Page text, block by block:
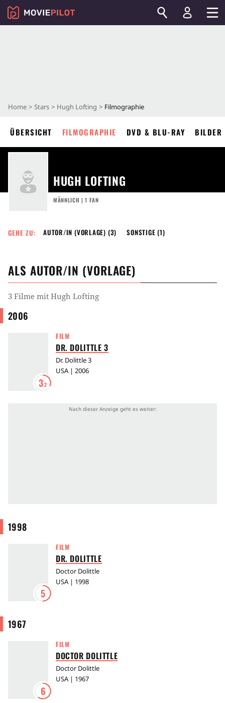
Home Stars Hugh Lofting Filmographie
ÜBERSICHT FILMOGRAPHIE DVD & BLU-RAY BILDER
HUGH LOFTING
MÄNNLICH | 1 FAN
GEHE ZU: AUTOR/IN (VORLAGE) (3) SONSTIGE (1)
ALS AUTOR/IN (VORLAGE)
3 Filme mit Hugh Lofting
2006
3.2
FILM
DR. DOLITTLE 3
Dr. Dolittle 3
USA | 2006
1998
5
FILM
DR. DOLITTLE
Doctor Dolittle
USA | 1998
1967
6
FILM
DOCTOR DOLITTLE
Doctor Dolittle
USA | 1967